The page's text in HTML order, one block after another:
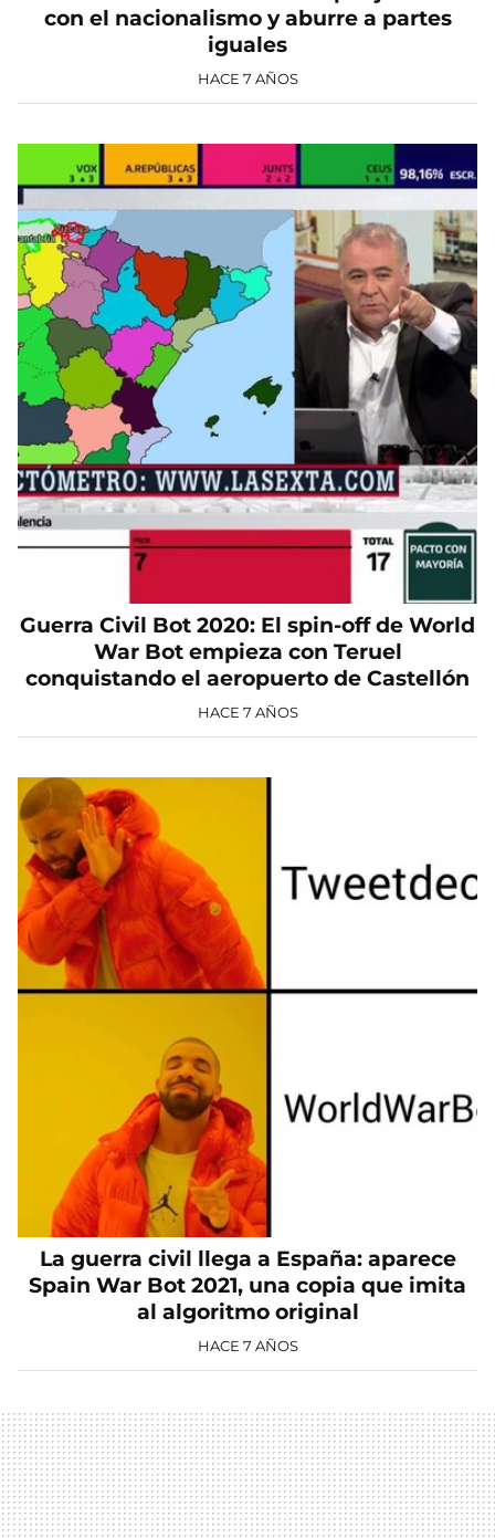
con el nacionalismo y aburre a partes
iguales
HACE 7 AÑOS
Guerra Civil Bot 2020: El spin-off de World
War Bot empieza con Teruel
conquistando el aeropuerto de Castellón
HACE 7 AÑOS
La guerra civil llega a España: aparece
Spain War Bot 2021, una copia que imita
al algoritmo original
HACE 7 AÑOS